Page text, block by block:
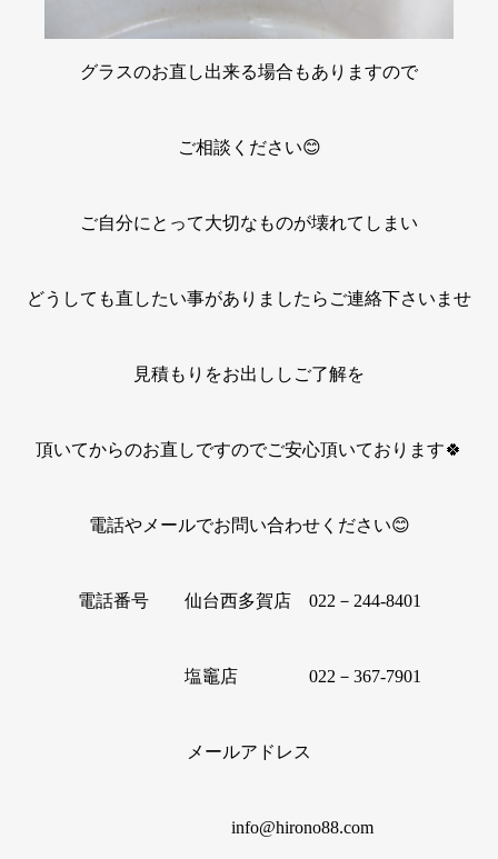
グラスのお直し出来る場合もありますので
ご相談ください😊
ご自分にとって大切なものが壊れてしまい
どうしても直したい事がありましたらご連絡下さいませ
見積もりをお出ししご了解を
頂いてからのお直しですのでご安心頂いております🍀
電話やメールでお問い合わせください😊
電話番号 仙台西多賀店 022－244-8401
塩竈店 022－367-7901
メールアドレス
info@hirono88.com